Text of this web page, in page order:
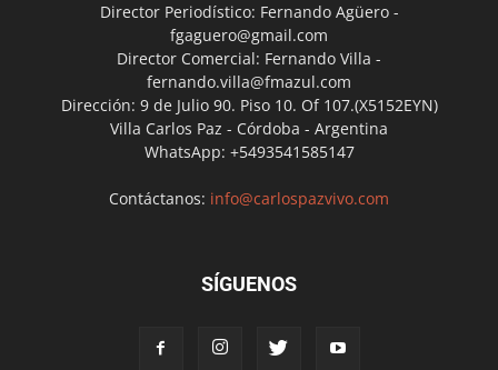
Director Periodístico: Fernando Agüero -
fgaguero@gmail.com
Director Comercial: Fernando Villa -
fernando.villa@fmazul.com
Dirección: 9 de Julio 90. Piso 10. Of 107.(X5152EYN)
Villa Carlos Paz - Córdoba - Argentina
WhatsApp: +5493541585147
Contáctanos: info@carlospazvivo.com
SÍGUENOS